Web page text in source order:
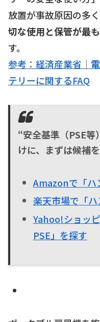
放置が事故原因の多
切な使用と保管が最
す。
参考：経済産業省｜
テリーに関するFAQ
“安全基準（PSE
けに、まずは候補
Amazonで「ハ
楽天市場で「
Yahoo!ショッ
PSE」を探す